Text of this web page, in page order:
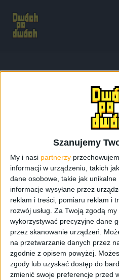
Szanujemy
My i nasi partnerzy
informacji w urządzeniu, takich
dane osobowe, takie jak
informacje wysyłane przez
reklam i treści, pomiaru reklam i
rozwój usług. Za Twoją zgodą
wykorzystywać precyzyjne dane
przez skanowanie urządzeń.
na przetwarzanie danych przez
zgodnie z opisem powyżej.
zgody lub uzyskać dostęp do
zmienić swoje preferencje przed
Obudowa do
Obudowa
smartfonów